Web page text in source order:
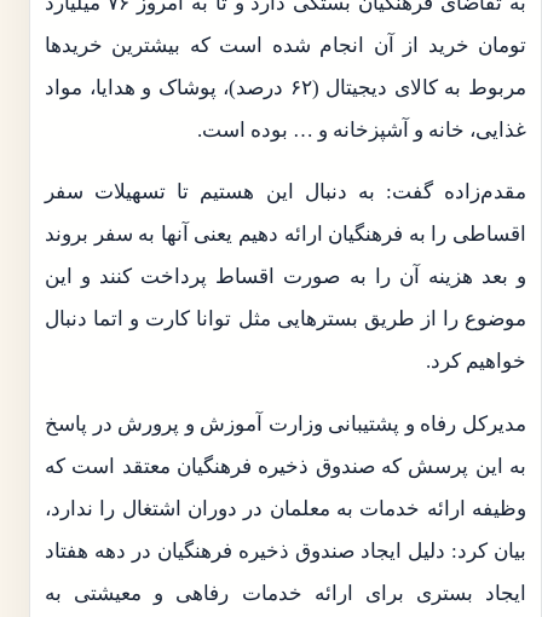
تومان خرید از آن انجام شده است که بیشترین خریدها
مربوط به کالای دیجیتال (۶۲ درصد)، پوشاک و هدایا، مواد
غذایی، خانه و آشپزخانه و … بوده است.
مقدم‌زاده گفت: به دنبال این هستیم تا تسهیلات سفر
اقساطی را به فرهنگیان ارائه دهیم یعنی آنها به سفر بروند
و بعد هزینه آن را به صورت اقساط پرداخت کنند و این
موضوع را از طریق بسترهایی مثل توانا کارت و اتما دنبال
خواهیم کرد.
مدیرکل رفاه و پشتیبانی وزارت آموزش و پرورش در پاسخ
به این پرسش که صندوق ذخیره فرهنگیان معتقد است که
وظیفه ارائه خدمات به معلمان در دوران اشتغال را ندارد،
بیان کرد: دلیل ایجاد صندوق ذخیره فرهنگیان در دهه هفتاد
ایجاد بستری برای ارائه خدمات رفاهی و معیشتی به